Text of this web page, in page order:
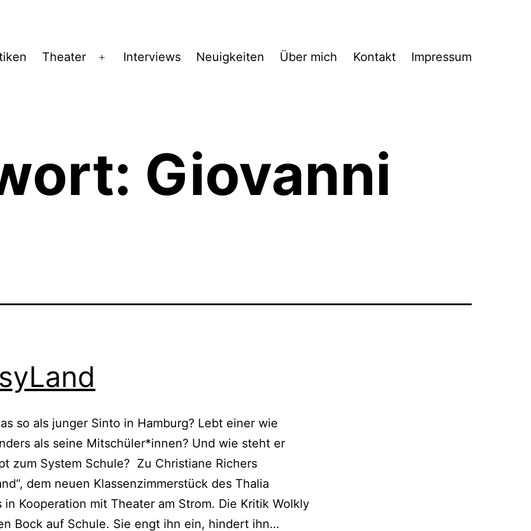
Theater
Menü
Interviews Neuigkeiten Über mich Kontakt Impressum
Giovanni
so als junger Sinto in Hamburg? Lebt einer wie
als seine Mitschüler*innen? Und wie steht er
zum System Schule? Zu Christiane Richers
dem neuen Klassenzimmerstück des Thalia
in Kooperation mit Theater am Strom. Die Kritik Wolkly
Bock auf Schule. Sie engt ihn ein, hindert ihn…